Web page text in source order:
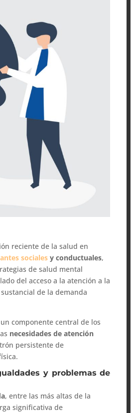
reciente de la salud en
socialesy conductuales,
de salud mental
del acceso a la atención a la
de la demanda
componente central de los
necesidades de atención
persistente de
y problemas de
, entre las más altas de la
significativa de